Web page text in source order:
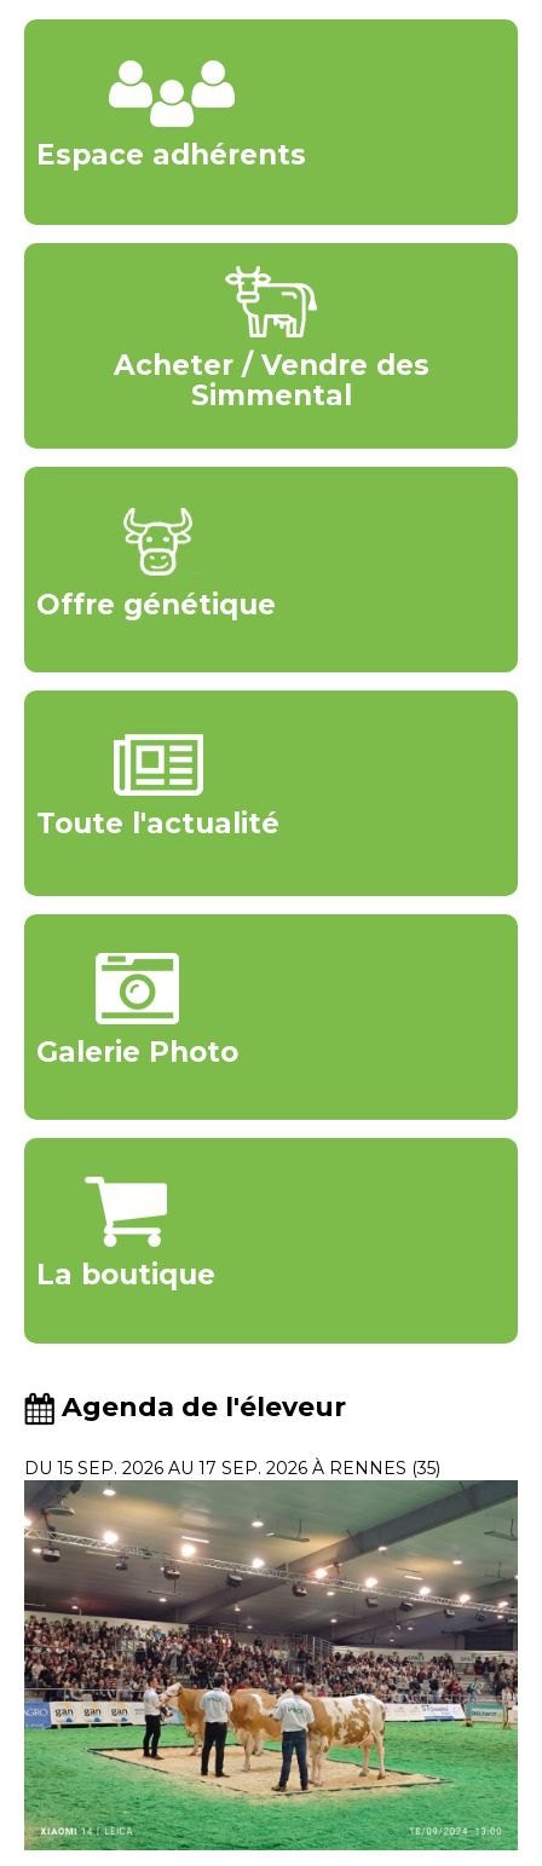
Espace adhérents
Acheter / Vendre des
Simmental
Offre génétique
Toute l'actualité
Galerie Photo
La boutique
Agenda de l'éleveur
DU 15 SEP. 2026 AU 17 SEP. 2026 À RENNES (35)